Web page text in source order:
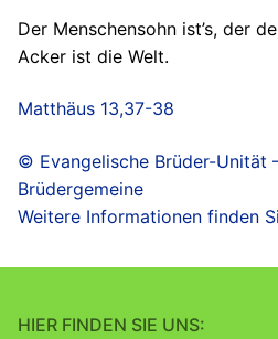
Der Menschensohn ist’s, der
Acker ist die Welt.
Matthäus 13,37-38
© Evangelische Brüder-Unität
Brüdergemeine
Weitere Informationen finden
HIER FINDEN SIE UNS: